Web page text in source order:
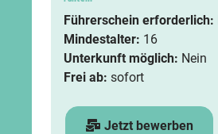
Führerschein erforderlich:
Mindestalter: 16
Unterkunft möglich: Nein
Frei ab: sofort
Jetzt bewerben